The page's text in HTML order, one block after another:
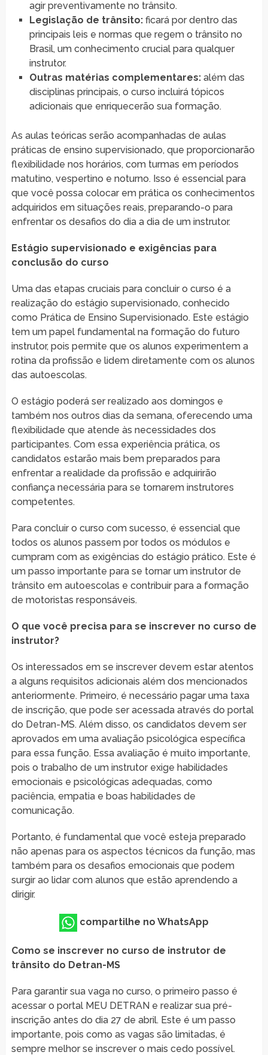
agir preventivamente no trânsito.
Legislação de trânsito:ficará por dentro das
principais leis e normas que regem o trânsito no
Brasil, um conhecimento crucial para qualquer
instrutor.
Outras matérias complementares:além das
disciplinas principais, o curso incluirá tópicos
adicionais que enriquecerão sua formação.
As aulas teóricas serão acompanhadas de aulas
práticas de ensino supervisionado, que proporcionarão
flexibilidade nos horários, com turmas em períodos
matutino, vespertino e noturno. Isso é essencial para
que você possa colocar em prática os conhecimentos
adquiridos em situações reais, preparando-o para
enfrentar os desafios do dia a dia de um instrutor.
Estágio supervisionado e exigências para
conclusão do curso
Uma das etapas cruciais para concluir o curso é a
realização do estágio supervisionado, conhecido
como Prática de Ensino Supervisionado. Este estágio
tem um papel fundamental na formação do futuro
instrutor, pois permite que os alunos experimentem a
rotina da profissão e lidem diretamente com os alunos
das autoescolas.
O estágio poderá ser realizado aos domingos e
também nos outros dias da semana, oferecendo uma
flexibilidade que atende às necessidades dos
participantes. Com essa experiência prática, os
candidatos estarão mais bem preparados para
enfrentar a realidade da profissão e adquirirão
confiança necessária para se tornarem instrutores
competentes.
Para concluir o curso com sucesso, é essencial que
todos os alunos passem por todos os módulos e
cumpram com as exigências do estágio prático. Este é
um passo importante para se tornar um instrutor de
trânsito em autoescolas e contribuir para a formação
de motoristas responsáveis.
O que você precisa para se inscrever no curso de
instrutor?
Os interessados em se inscrever devem estar atentos
a alguns requisitos adicionais além dos mencionados
anteriormente. Primeiro, é necessário pagar uma taxa
de inscrição, que pode ser acessada através do portal
do Detran-MS. Além disso, os candidatos devem ser
aprovados em uma avaliação psicológica específica
para essa função. Essa avaliação é muito importante,
pois o trabalho de um instrutor exige habilidades
emocionais e psicológicas adequadas, como
paciência, empatia e boas habilidades de
comunicação.
Portanto, é fundamental que você esteja preparado
não apenas para os aspectos técnicos da função, mas
também para os desafios emocionais que podem
surgir ao lidar com alunos que estão aprendendo a
dirigir.
compartilhe no WhatsApp
Como se inscrever no curso de instrutor de
trânsito do Detran-MS
Para garantir sua vaga no curso, o primeiro passo é
acessar o portal MEU DETRAN e realizar sua pré-
inscrição antes do dia 27 de abril. Este é um passo
importante, pois como as vagas são limitadas, é
sempre melhor se inscrever o mais cedo possível.